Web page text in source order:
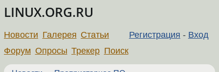
LINUX.ORG.RU
Регистрация - Вход
Новости Галерея Статьи
Форум Опросы Трекер Поиск